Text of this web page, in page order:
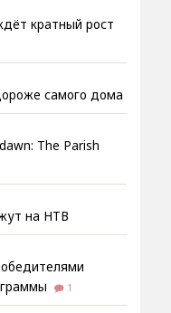
кратный рост
самого дома
The Parish
на НТВ
1